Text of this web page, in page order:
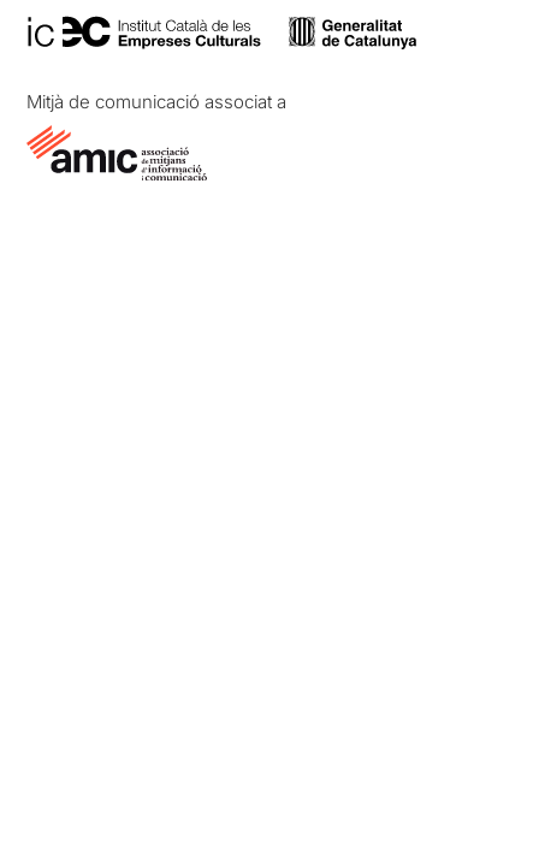
Mitjà de comunicació associat a